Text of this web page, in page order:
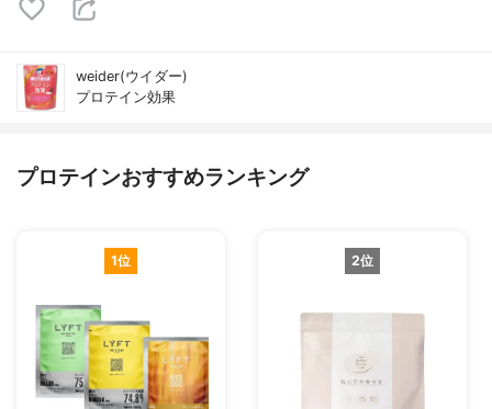
weider(ウイダー)
プロテイン効果
プロテインおすすめランキング
1位 2位